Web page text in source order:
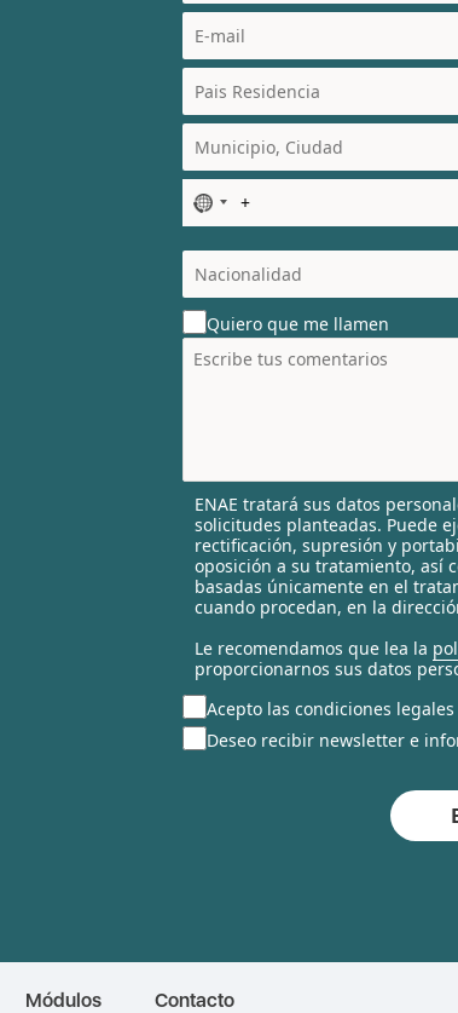
N
o
c
o
u
n
t
l
e
c
t
e
d
Quiero que me llamen
ENAE tratará sus datos
solicitudes planteadas. Puede
rectificación, supresión y
oposición a su tratamiento, así
basadas únicamente en el
cuando procedan, en la
Le recomendamos que lea la
proporcionarnos sus datos
Acepto las condiciones
Deseo recibir newsletter e
Módulos Contacto